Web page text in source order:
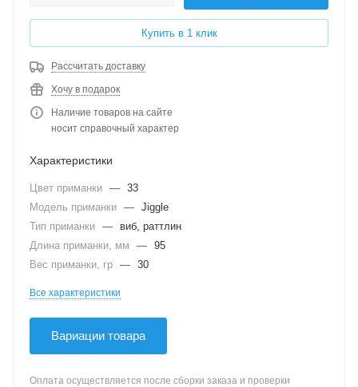
Купить в 1 клик
Рассчитать доставку
Хочу в подарок
Наличие товаров на сайте
носит справочный характер
Характеристики
Цвет приманки — 33
Модель приманки — Jiggle
Тип приманки —
виб, раттлин
Длина приманки, мм
— 95
Вес приманки, гр — 30
Все характеристики
Вариации товара
Оплата осуществляется после сборки заказа и проверки